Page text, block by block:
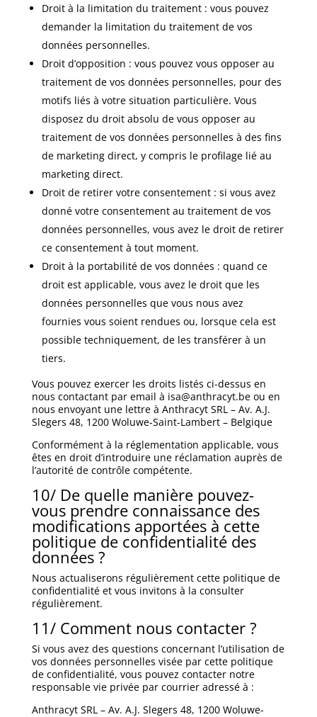
Droit à la limitation du traitement : vous pouvez
demander la limitation du traitement de vos
données personnelles.
Droit d’opposition : vous pouvez vous opposer au
traitement de vos données personnelles, pour des
motifs liés à votre situation particulière. Vous
disposez du droit absolu de vous opposer au
traitement de vos données personnelles à des fins
de marketing direct, y compris le profilage lié au
marketing direct.
Droit de retirer votre consentement : si vous avez
donné votre consentement au traitement de vos
données personnelles, vous avez le droit de retirer
ce consentement à tout moment.
Droit à la portabilité de vos données : quand ce
droit est applicable, vous avez le droit que les
données personnelles que vous nous avez
fournies vous soient rendues ou, lorsque cela est
possible techniquement, de les transférer à un
tiers.
Vous pouvez exercer les droits listés ci-dessus en
nous contactant par email à isa@anthracyt.be ou en
nous envoyant une lettre à Anthracyt SRL – Av. A.J.
Slegers 48, 1200 Woluwe-Saint-Lambert– Belgique
Conformément à la réglementation applicable, vous
êtes en droit d’introduire une réclamation auprès de
l’autorité de contrôle compétente.
10/ De quelle manière pouvez-
vous prendre connaissance des
modifications apportées à cette
politique de confidentialité des
données ?
Nous actualiserons régulièrement cette politique de
confidentialité et vous invitons à la consulter
régulièrement.
11/ Comment nous contacter ?
Si vous avez des questions concernant l’utilisation de
vos données personnelles visée par cette politique
de confidentialité, vous pouvez contacter notre
responsable vie privée par courrier adressé à :
Anthracyt SRL – Av. A.J. Slegers 48, 1200 Woluwe-